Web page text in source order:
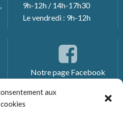
aux
cookies
9h-12h / 14h-17h30
Le vendredi : 9h-12h
Notre page Facebook